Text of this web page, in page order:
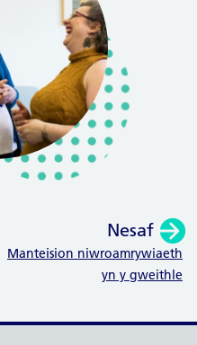
Nesaf
Manteision niwroamrywiaeth
yn y gweithle